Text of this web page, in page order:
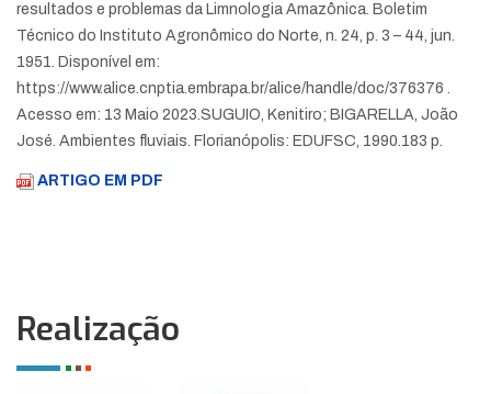
resultados e problemas da Limnologia Amazônica. Boletim
Técnico do Instituto Agronômico do Norte, n. 24, p. 3 – 44, jun.
1951. Disponível em:
https://www.alice.cnptia.embrapa.br/alice/handle/doc/376376 .
Acesso em: 13 Maio 2023.SUGUIO, Kenitiro; BIGARELLA, João
José. Ambientes fluviais. Florianópolis: EDUFSC, 1990.183 p.
ARTIGO EM PDF
Realização